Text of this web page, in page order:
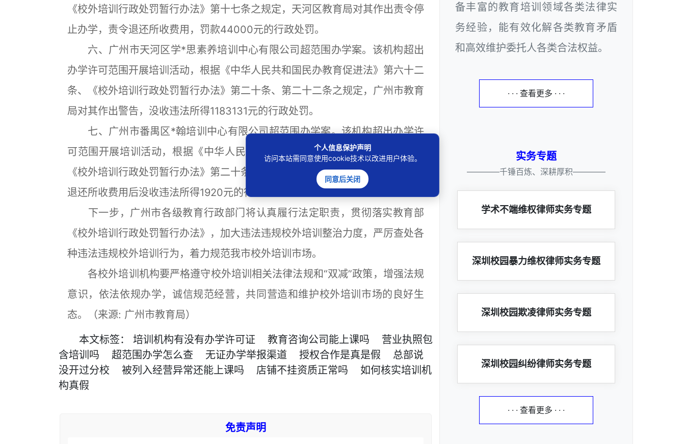
《校外培训行政处罚暂行办法》第十七条之规定，天河区教育局对其作出责令停
止办学，责令退还所收费用，罚款44000元的行政处罚。
六、广州市天河区学*思素养培训中心有限公司超范围办学案。该机构超出
办学许可范围开展培训活动，根据《中华人民共和国民办教育促进法》第六十二
条、《校外培训行政处罚暂行办法》第二十条、第二十二条之规定，广州市教育
局对其作出警告，没收违法所得1183131元的行政处罚。
七、广州市番禺区*翰培训中心有限公司超范围办学案。该机构超出办学许
可范围开展培训活动，根据《中华人民共和国民办教育促进法》第六十二条、
《校外培训行政处罚暂行办法》第二十条之规定，番禺区教育局对其作出警告，
退还所收费用后没收违法所得1920元的行政处罚。
下一步，广州市各级教育行政部门将认真履行法定职责，贯彻落实教育部
《校外培训行政处罚暂行办法》，加大违法违规校外培训整治力度，严厉查处各
种违法违规校外培训行为，着力规范我市校外培训市场。
各校外培训机构要严格遵守校外培训相关法律法规和“双减”政策，增强法规
意识，依法依规办学，诚信规范经营，共同营造和维护校外培训市场的良好生
态。（来源: 广州市教育局）
本文标签： 培训机构有没有办学许可证 教育咨询公司能上课吗
营业执照包
含培训吗
超范围办学怎么查 无证办学举报渠道 授权合作是真是假
总部说
没开过分校
被列入经营异常还能上课吗 店铺不挂资质正常吗
如何核实培训机
构真假
免责声明
备丰富的教育培训领域各类法律实
务经验，能有效化解各类教育矛盾
和高效维护委托人各类合法权益。
· · · 查看更多 · · ·
实务专题
————千锤百炼、深耕厚积————
学术不端维权律师实务专题
深圳校园暴力维权律师实务专题
深圳校园欺凌律师实务专题
深圳校园纠纷律师实务专题
· · · 查看更多 · · ·
个人信息保护声明
访问本站需同意使用cookie技术以改进用户体验。
同意后关闭